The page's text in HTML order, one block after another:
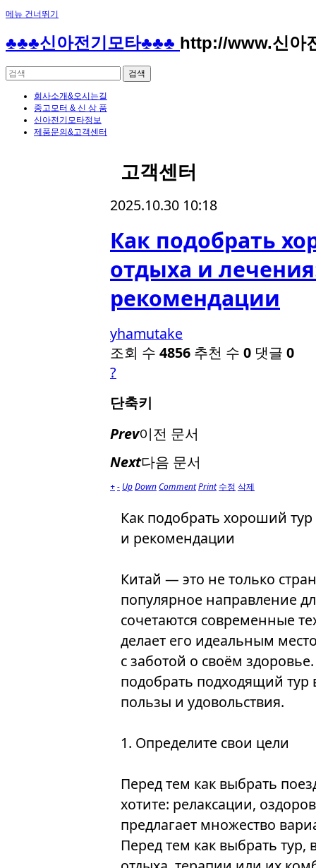
메뉴 건너뛰기
♣♣♣신아전기모타♣♣♣ http://www.신아
회사소개&오시는길
중고모터 & 신 상 품
신아전기모타정보
제품문의&고객센터
고객센터
2025.10.30 10:18
Как подобрать
отдыха и
рекомендации
yhamutake
조회 수 4856 추천 수 0 댓글 0
?
단축키
Prev이전 문서
Next다음 문서
+- UpDownCommentPrint 수정 삭제
Как подобрать хороший
и рекомендации
Китай — это не только
популярное направление
сочетаются современные
делает его идеальным
с заботой о своём
подобрать подходящий
пользы и удовольствия.
1. Определите свои цели
Перед тем как выбрать
хотите: релаксации,
предлагает множество
Перед тем как выбрать тур,